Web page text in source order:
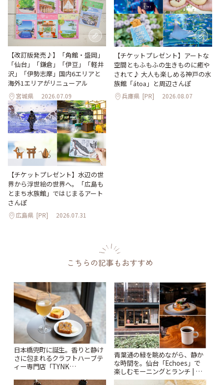
【改訂版発売♪】「角館・盛岡」
「仙台」「鎌倉」「伊豆」「軽井
沢」「伊勢志摩」国内6エリアと
海外1エリアがリニューアル
宮城県 2026.07.09
【チケットプレゼント】アートな
空間ともふもふの生きものに癒や
されて♪ 大人も楽しめる神戸の水
族館「átoa」と周辺さんぽ
兵庫県 [PR] 2026.08.07
【チケットプレゼント】水辺の世
界から浮世絵の世界へ。「広島も
とまち水族館」ではじまるアート
さんぽ
広島県 [PR] 2026.07.31
こちらの記事もおすすめ
日本橋兜町に誕生。香りと静け
さに包まれるクラフトハーブテ
ィー専門店「TYNK
青葉通の緑を眺めながら、静か
な時間を。仙台「Echoes」で
楽しむモーニングとランチ | こ
とりっぷ